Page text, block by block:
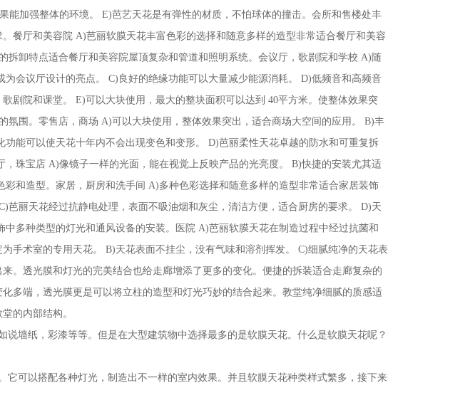
加强整体的环境。 E)芭艺天花是有弹性的材质，不怕球体的撞击。会所和售楼处丰
餐厅和美容院 A)芭丽软膜天花丰富色彩的选择和随意多样的造型非常适合餐厅和美容
卸特点适合餐厅和美容院屋顶复杂和管道和照明系统。会议厅，歌剧院和学校 A)随
会议厅设计的亮点。 C)良好的绝缘功能可以大量减少能源消耗。 D)低频音和高频音
剧院和课堂。 E)可以大块使用，最大的整块面积可以达到 40平方米。使整体效果突
围。零售店，商场 A)可以大块使用，整体效果突出，适合商场大空间的应用。 B)丰
能可以使天花十年内不会出现变色和变形。 D)芭丽柔性天花卓越的防水和可重复拆
珠宝店 A)像镜子一样的光面，能在视觉上反映产品的光亮度。 B)快捷的安装尤其适
和造型。家居，厨房和洗手间 A)多种色彩选择和随意多样的造型非常适合家居装饰
丽天花经过抗静电处理，表面不吸油烟和灰尘，清洁方便，适合厨房的要求。 D)天
多种类型的灯光和通风设备的安装。医院 A)芭丽软膜天花在制造过程中经过抗菌和
手术室的专用天花。 B)天花表面不挂尘，没有气味和溶剂挥发。 C)细腻纯净的天花表
。透光膜和灯光的完美结合也给走廊增添了更多的变化。便捷的拆装适合走廊复杂的
多端，透光膜更是可以将立柱的造型和灯光巧妙的结合起来。教堂纯净细腻的质感适
的内部结构。
墙纸，彩漆等等。但是在大型建筑物中选择最多的是软膜天花。什么是软膜天花呢？
可以搭配各种灯光，制造出不一样的室内效果。并且软膜天花种类样式繁多，接下来